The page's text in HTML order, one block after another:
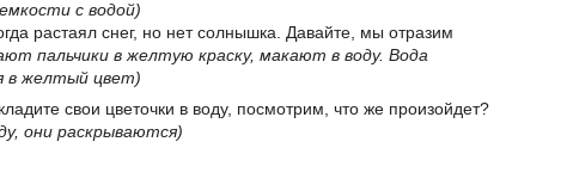
с водой)
растаял снег, но нет солнышка. Давайте, мы отразим
пальчики в желтую краску, макают в воду. Вода
в желтый цвет)
свои цветочки в воду, посмотрим, что же произойдет?
они раскрываются)